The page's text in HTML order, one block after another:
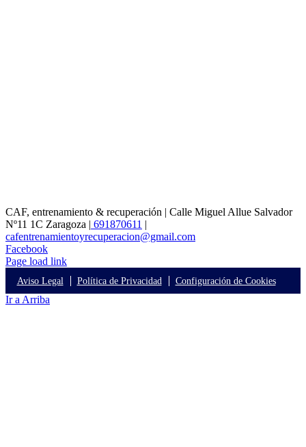
CAF, entrenamiento & recuperación | Calle Miguel Allue Salvador
Nº11 1C Zaragoza | 691870611 |
cafentrenamientoyrecuperacion@gmail.com
Facebook
Page load link
Aviso Legal Política de Privacidad Configuración de Cookies
Ir a Arriba